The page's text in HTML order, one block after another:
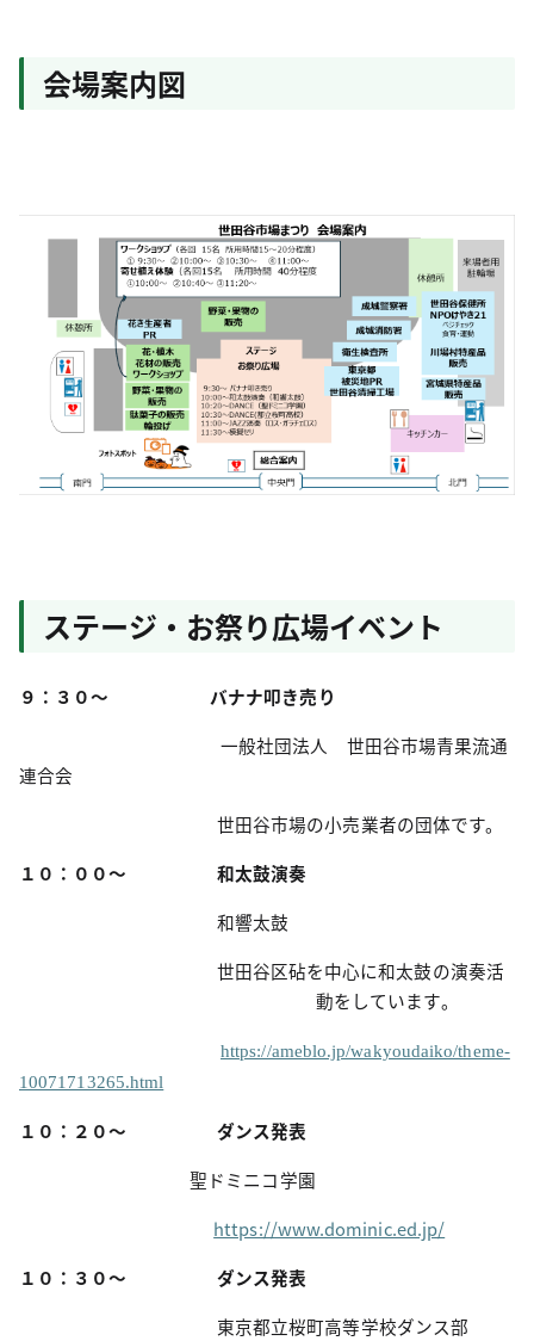
会場案内図
ステージ・お祭り広場イベント
９：３０～
バナナ叩き売り
一般社団法人 世田谷市場青果流通
連合会
世田谷市場の小売業者の団体です。
１０：００～
和太鼓演奏
和響太鼓
世田谷区砧を中心に和太鼓の演奏活
動をしています。
https://ameblo.jp/wakyoudaiko/theme-
10071713265.html
１０：２０～
ダンス発表
聖ドミニコ学園
https://www.dominic.ed.jp/
１０：３０～
ダンス発表
東京都立桜町高等学校ダンス部